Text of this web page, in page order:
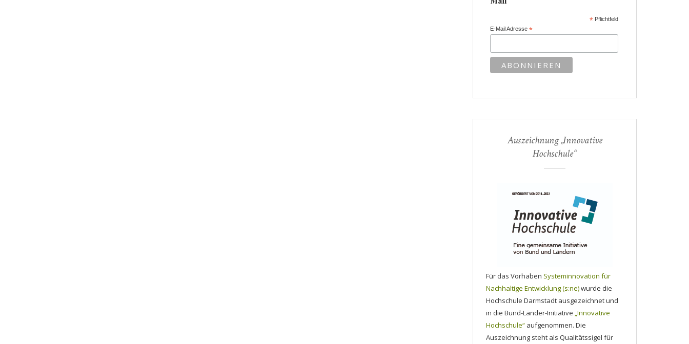
*Pflichtfeld
E-Mail Adresse*
Auszeichnung „Innovative
Hochschule“
Für das Vorhaben Systeminnovation für
Nachhaltige Entwicklung (s:ne)wurde die
Hochschule Darmstadt ausgezeichnet und
in die Bund-Länder-Initiative „Innovative
Hochschule“ aufgenommen. Die
Auszeichnung steht als Qualitätssigel für